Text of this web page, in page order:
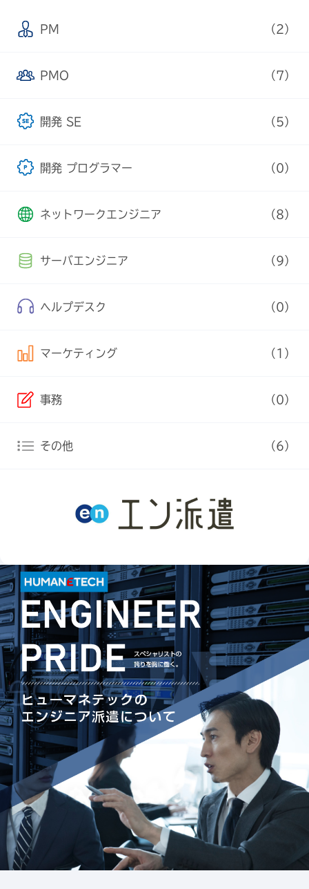
PM （2）
PMO （7）
開発 SE （5）
開発 プログラマー （0）
ネットワークエンジニア （8）
サーバエンジニア （9）
ヘルプデスク （0）
マーケティング （1）
事務 （0）
その他 （6）